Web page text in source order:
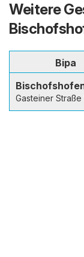
Weitere
Bipa
Gasteiner Straße